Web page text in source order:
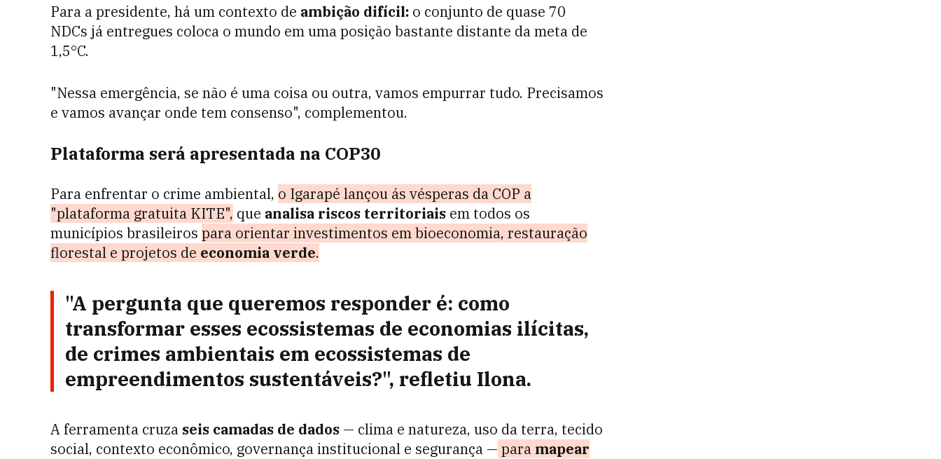
Para a presidente, há um contexto de ambição difícil: o conjunto de quase 70
NDCs já entregues coloca o mundo em uma posição bastante distante da meta de
1,5°C.
"Nessa emergência, se não é uma coisa ou outra, vamos empurrar tudo. Precisamos
e vamos avançar onde tem consenso", complementou.
Plataforma será apresentada na COP30
Para enfrentar o crime ambiental, o Igarapé lançou ás vésperas da COP a
"plataforma gratuita KITE", que analisa riscos territoriais em todos os
municípios brasileiros para orientar investimentos em bioeconomia, restauração
florestal e projetos de economia verde.
"A pergunta que queremos responder é: como
transformar esses ecossistemas de economias ilícitas,
de crimes ambientais em ecossistemas de
empreendimentos sustentáveis?", refletiu Ilona.
A ferramenta cruza seis camadas de dados — clima e natureza, uso da terra, tecido
social, contexto econômico, governança institucional e segurança — para mapear